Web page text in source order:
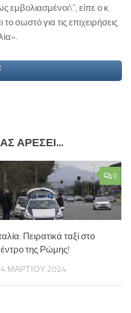
εμβολιασμένοι\”, είπε ο κ.
σωστό για τις επιχειρήσεις
ΑΡΈΣΕΙ...
0
Πειρατικά ταξί στο
της Ρώμης!
ΜΑΡΤΊΟΥ 2024